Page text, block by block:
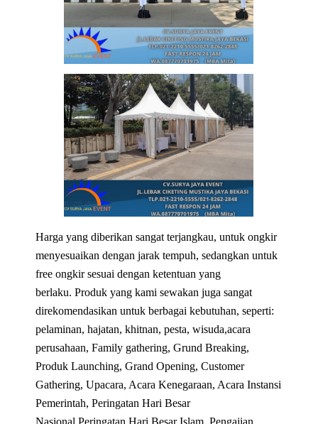
Harga yang diberikan sangat terjangkau, untuk ongkir
menyesuaikan dengan jarak tempuh, sedangkan untuk
free ongkir sesuai dengan ketentuan yang
berlaku. Produk yang kami sewakan juga sangat
direkomendasikan untuk berbagai kebutuhan, seperti:
pelaminan, hajatan, khitnan, pesta, wisuda,acara
perusahaan, Family gathering, Grund Breaking,
Produk Launching, Grand Opening, Customer
Gathering, Upacara, Acara Kenegaraan, Acara Instansi
Pemerintah, Peringatan Hari Besar
Nasional,Peringatan Hari Besar Islam, Pengajian,